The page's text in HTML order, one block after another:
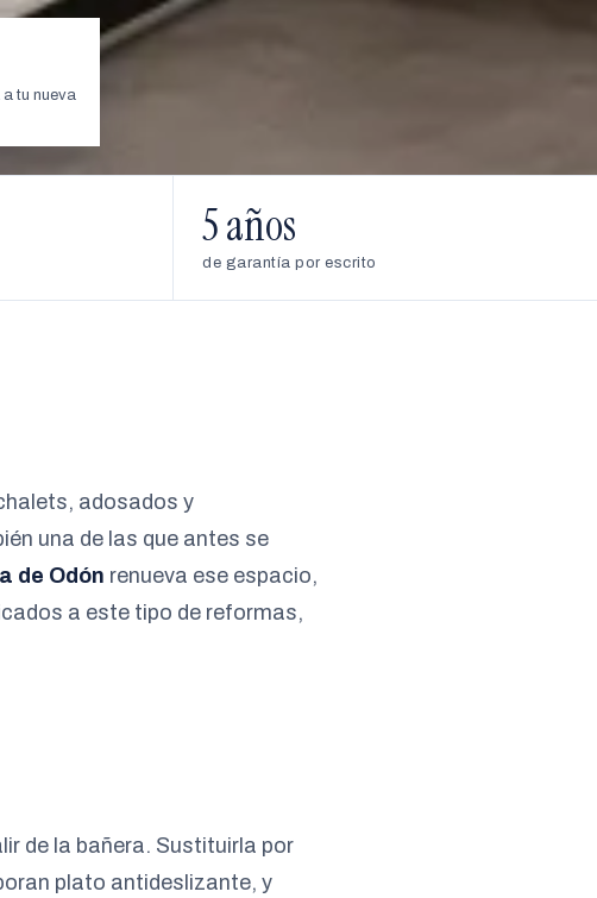
tu nueva
5 años
de garantía por escrito
adosados y
una de las que antes se
de Odón renueva ese espacio,
a este tipo de reformas,
de la bañera. Sustituirla por
plato antideslizante, y